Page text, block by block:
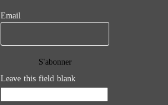
Email
Leave this field blank